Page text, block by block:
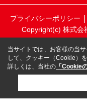
プライバシーポリシー
Copyright(c) 株式会
当サイトでは、お客様の当
して、クッキー（Cookie）
詳しくは、当社の 「Cookie